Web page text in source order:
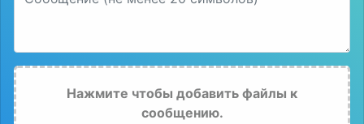
Нажмите чтобы добавить файлы к
сообщению.